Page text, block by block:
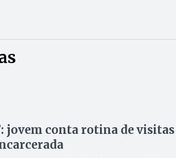
jovem conta rotina de visitas